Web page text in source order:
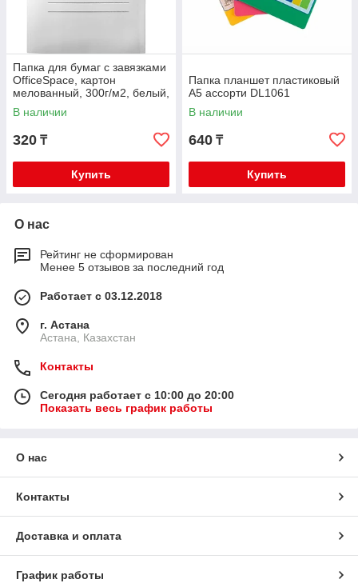
Папка для бумаг с завязками
OfficeSpace, картон
мелованный, 300г/м2, белый,
до 200л. 158535
В наличии
320 ₸
Купить
Папка планшет пластиковый
А5 ассорти DL1061
В наличии
640 ₸
Купить
О нас
Рейтинг не сформирован
Менее 5 отзывов за последний год
Работает с 03.12.2018
г. Астана
Астана, Казахстан
Контакты
Сегодня работает с 10:00 до 20:00
Показать весь график работы
О нас
Контакты
Доставка и оплата
График работы